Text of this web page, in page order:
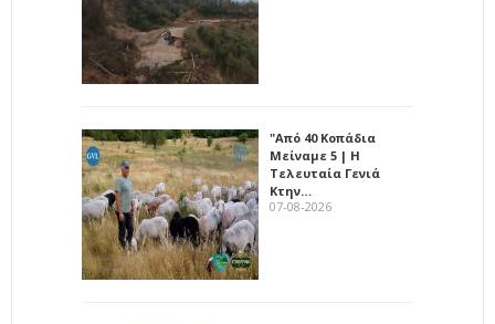
"Από 40 Κοπάδια
Μείναμε 5 | Η
Τελευταία Γενιά
Κτην…
07-08-2026